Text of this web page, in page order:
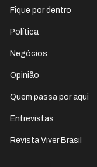
Fique por dentro
Política
Negócios
Opinião
Quem passa por aqui
Entrevistas
Revista Viver Brasil